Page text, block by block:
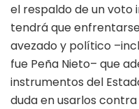
el respaldo de un voto
tendrá que
avezado y político
fue Peña Nieto– que
instrumentos del
duda en usarlos contra